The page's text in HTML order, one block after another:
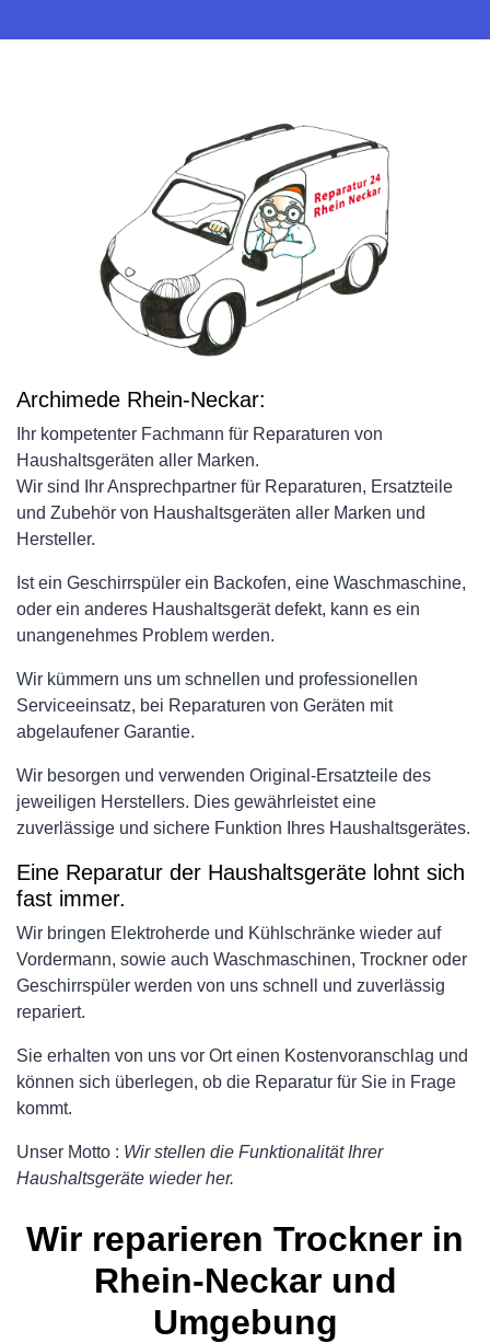
Archimede Rhein-Neckar:
Ihr kompetenter Fachmann für Reparaturen von
Haushaltsgeräten aller Marken.
Wir sind Ihr Ansprechpartner für Reparaturen, Ersatzteile
und Zubehör von Haushaltsgeräten aller Marken und
Hersteller.
Ist ein Geschirrspüler ein Backofen, eine Waschmaschine,
oder ein anderes Haushaltsgerät defekt, kann es ein
unangenehmes Problem werden.
Wir kümmern uns um schnellen und professionellen
Serviceeinsatz, bei Reparaturen von Geräten mit
abgelaufener Garantie.
Wir besorgen und verwenden Original-Ersatzteile des
jeweiligen Herstellers. Dies gewährleistet eine
zuverlässige und sichere Funktion Ihres Haushaltsgerätes.
Eine Reparatur der Haushaltsgeräte lohnt sich
fast immer.
Wir bringen Elektroherde und Kühlschränke wieder auf
Vordermann, sowie auch Waschmaschinen, Trockner oder
Geschirrspüler werden von uns schnell und zuverlässig
repariert.
Sie erhalten von uns vor Ort einen Kostenvoranschlag und
können sich überlegen, ob die Reparatur für Sie in Frage
kommt.
Unser Motto : Wir stellen die Funktionalität Ihrer
Haushaltsgeräte wieder her.
Wir reparieren Trockner in
Rhein-Neckar und
Umgebung